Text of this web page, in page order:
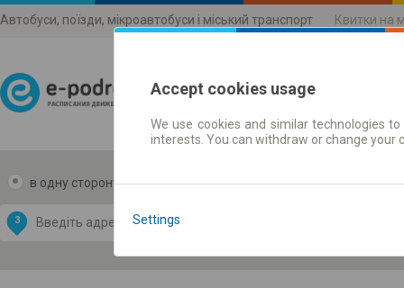
Автобуси, поїзди, мікроавтобуси і міський транспорт Квитки на
Розклади руху
в одну сторону в дві сторони
З
by
OpenStreetMap
Accept cookies usage
We use cookies and similar technologies
interests. You can withdraw or change
Settings